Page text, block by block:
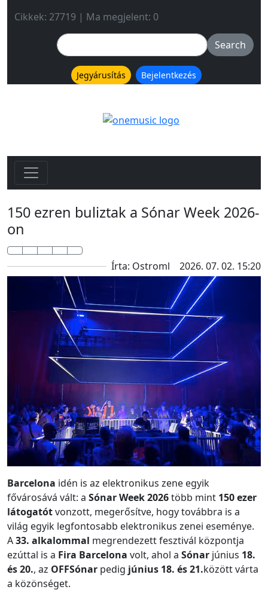
Cikkek: 27719 | Ma megjelent: 0
Jegyárusítás Bejelentkezés
150 ezren buliztak a Sónar Week 2026-
on
Írta: Ostroml 2026. 07. 02. 15:20
Barcelona idén is az elektronikus zene egyik
fővárosává vált: a Sónar Week 2026több mint 150 ezer
látogatótvonzott, megerősítve, hogy továbbra is a
világ egyik legfontosabb elektronikus zenei eseménye.
A33. alkalommal megrendezett fesztivál központja
ezúttal is a Fira Barcelona volt, ahol a Sónar június 18.
és 20., az OFFSónar pedig június 18. és 21.között várta
a közönséget.